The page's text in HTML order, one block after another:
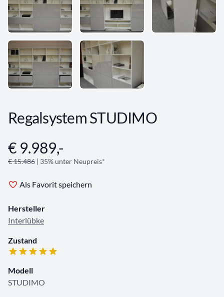
Regalsystem STUDIMO
Angebotsinformationen
€ 9.989,-
€ 15.486 | 35% unter Neupreis*
Als Favorit speichern
Hersteller
Interlübke
Zustand
Modell
STUDIMO